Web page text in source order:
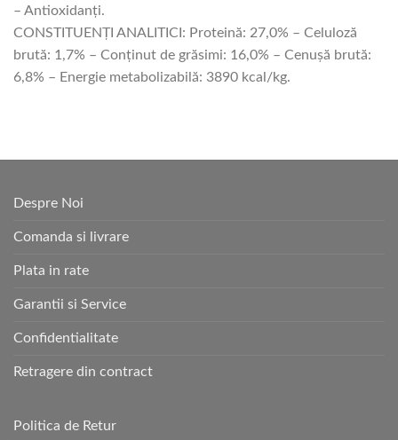
– Antioxidanţi.
CONSTITUENŢI ANALITICI: Proteină: 27,0% – Celuloză
brută: 1,7% – Conţinut de grăsimi: 16,0% – Cenuşă brută:
6,8% – Energie metabolizabilă: 3890 kcal/kg.
Despre Noi
Comanda si livrare
Plata in rate
Garantii si Service
Confidentialitate
Retragere din contract
Politica de Retur